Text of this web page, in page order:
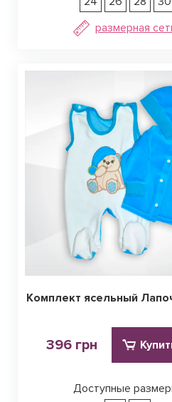
размерная
Комплект ясельный
396 грн
Доступные